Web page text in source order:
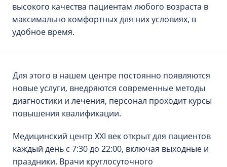
высокого качества пациентам любого возраста в
максимально комфортных для них условиях, в
удобное время.
Для этого в нашем центре постоянно появляются
новые услуги, внедряются современные методы
диагностики и лечения, персонал проходит курсы
повышения квалификации.
Медицинский центр XXI век открыт для пациентов
каждый день с 7:30 до 22:00, включая выходные и
праздники. Врачи круглосуточного